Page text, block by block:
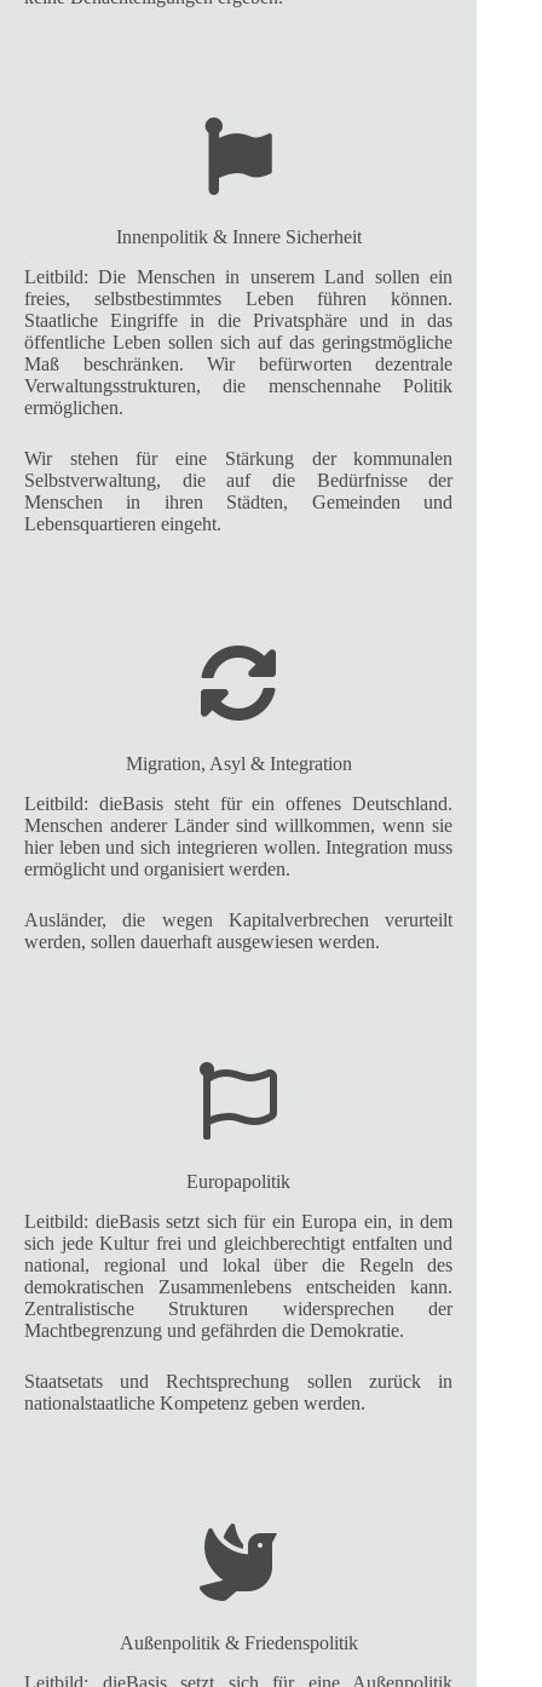
Innenpolitik & Innere Sicherheit
Leitbild: Die Menschen in unserem Land sollen ein
freies, selbstbestimmtes Leben führen können.
Staatliche Eingriffe in die Privatsphäre und in das
öffentliche Leben sollen sich auf das geringstmögliche
Maß beschränken. Wir befürworten dezentrale
Verwaltungsstrukturen, die menschennahe Politik
ermöglichen.
Wir stehen für eine Stärkung der kommunalen
Selbstverwaltung, die auf die Bedürfnisse der
Menschen in ihren Städten, Gemeinden und
Lebensquartieren eingeht.
Migration, Asyl & Integration
Leitbild: dieBasis steht für ein offenes Deutschland.
Menschen anderer Länder sind willkommen, wenn sie
hier leben und sich integrieren wollen. Integration muss
ermöglicht und organisiert werden.
Ausländer, die wegen Kapitalverbrechen verurteilt
werden, sollen dauerhaft ausgewiesen werden.
Europapolitik
Leitbild: dieBasis setzt sich für ein Europa ein, in dem
sich jede Kultur frei und gleichberechtigt entfalten und
national, regional und lokal über die Regeln des
demokratischen Zusammenlebens entscheiden kann.
Zentralistische Strukturen widersprechen der
Machtbegrenzung und gefährden die Demokratie.
Staatsetats und Rechtsprechung sollen zurück in
nationalstaatliche Kompetenz geben werden.
Außenpolitik & Friedenspolitik
Leitbild: dieBasis setzt sich für eine Außenpolitik